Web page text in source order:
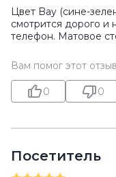
Цвет Bay (сине-
смотрится дорого и
телефон. Матовое
Вам помог этот
0 0
Посетитель